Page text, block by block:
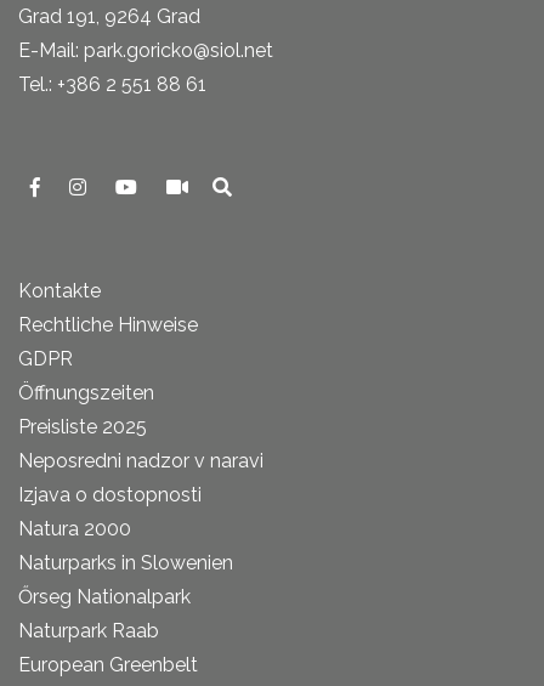
Grad 191, 9264 Grad
E-Mail: park.goricko@siol.net
Tel.: +386 2 551 88 61
Kontakte
Rechtliche Hinweise
GDPR
Öffnungszeiten
Preisliste 2025
Neposredni nadzor v naravi
Izjava o dostopnosti
Natura 2000
Naturparks in Slowenien
Őrseg Nationalpark
Naturpark Raab
European Greenbelt